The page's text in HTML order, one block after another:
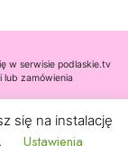
w serwisie podlaskie.tv
lub zamówienia
się na instalację
Ustawienia